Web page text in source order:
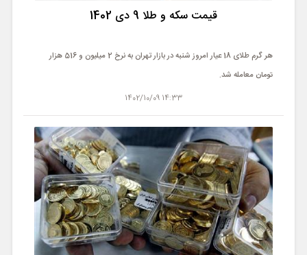
قیمت سکه و طلا 9 دی 1402
هر گرم طلای 18 عیار امروز شنبه در بازار تهران به نرخ 2 میلیون و 516 هزار
تومان معامله شد.
14:33 1402/10/09